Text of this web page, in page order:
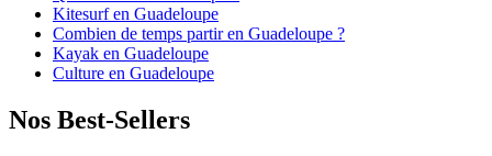
Kitesurf en Guadeloupe
Combien de temps partir en Guadeloupe ?
Kayak en Guadeloupe
Culture en Guadeloupe
Nos Best-Sellers